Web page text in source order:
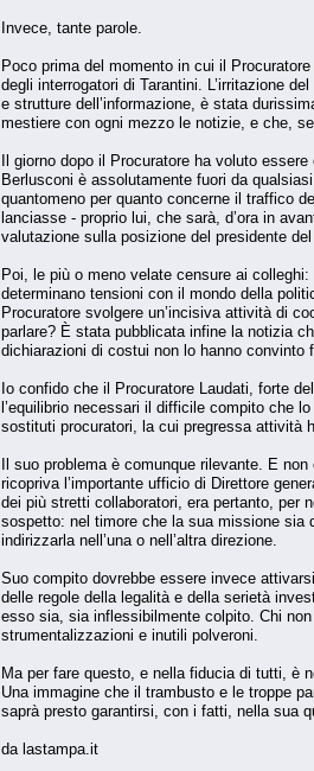
Invece, tante parole.
Poco prima del momento in cui il
degli interrogatori di Tarantini. L’irritazione
e strutture dell’informazione, è stata
mestiere con ogni mezzo le notizie, e che,
Il giorno dopo il Procuratore ha voluto
Berlusconi è assolutamente fuori da
quantomeno per quanto concerne il traffico
lanciasse - proprio lui, che sarà, d’ora in
valutazione sulla posizione del presidente
Poi, le più o meno velate censure ai
determinano tensioni con il mondo della
Procuratore svolgere un’incisiva attività di
parlare? È stata pubblicata infine la notizia
dichiarazioni di costui non lo hanno
Io confido che il Procuratore Laudati, forte
l’equilibrio necessari il difficile compito che
sostituti procuratori, la cui pregressa attività
Il suo problema è comunque rilevante. E
ricopriva l’importante ufficio di Direttore
dei più stretti collaboratori, era pertanto, per
sospetto: nel timore che la sua missione sia
indirizzarla nell’una o nell’altra direzione.
Suo compito dovrebbe essere invece
delle regole della legalità e della serietà
esso sia, sia inflessibilmente colpito. Chi
strumentalizzazioni e inutili polveroni.
Ma per fare questo, e nella fiducia di tutti, è
Una immagine che il trambusto e le troppe
saprà presto garantirsi, con i fatti, nella sua
da lastampa.it